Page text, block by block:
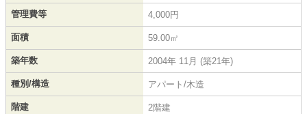
管理費等 4,000円
面積 59.00㎡
築年数 2004年 11月 (築21年)
種別/構造 アパート/木造
階建 2階建